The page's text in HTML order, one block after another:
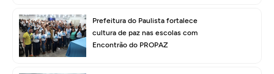
Prefeitura do Paulista fortalece
cultura de paz nas escolas com
Encontrão do PROPAZ